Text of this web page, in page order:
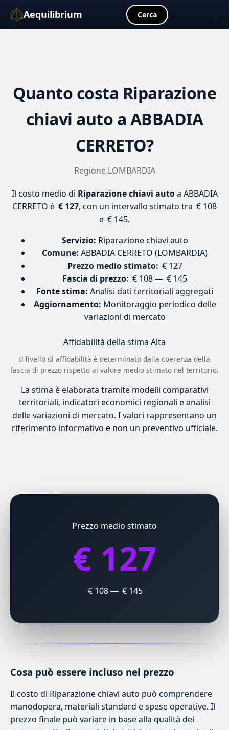
Aequilibrium Cerca
Quanto costa Riparazione
chiavi auto a ABBADIA
CERRETO?
Regione LOMBARDIA
Il costo medio di Riparazione chiavi autoa ABBADIA
CERRETO è € 127, con un intervallo stimato tra € 108
e € 145.
Servizio: Riparazione chiavi auto
Comune: ABBADIA CERRETO (LOMBARDIA)
Prezzo medio stimato: € 127
Fascia di prezzo: € 108 — € 145
Fonte stima: Analisi dati territoriali aggregati
Aggiornamento: Monitoraggio periodico delle
variazioni di mercato
Affidabilità della stima Alta
Il livello di affidabilità è determinato dalla coerenza della
fascia di prezzo rispetto al valore medio stimato nel territorio.
La stima è elaborata tramite modelli comparativi
territoriali, indicatori economici regionali e analisi
delle variazioni di mercato. I valori rappresentano un
riferimento informativo e non un preventivo ufficiale.
Prezzo medio stimato
€ 127
€ 108 — € 145
Cosa può essere incluso nel prezzo
Il costo di Riparazione chiavi auto può comprendere
manodopera, materiali standard e spese operative. Il
prezzo finale può variare in base alla qualità dei